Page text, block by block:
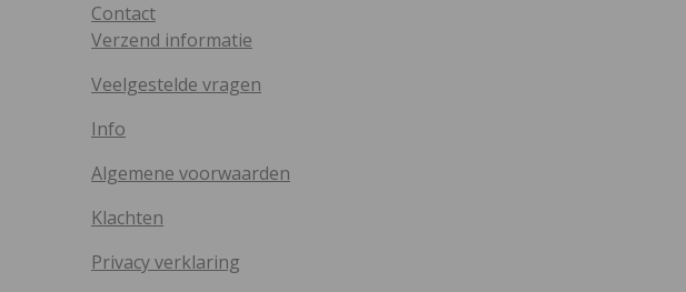
Contact
Verzend informatie
Veelgestelde vragen
Info
Algemene voorwaarden
Klachten
Privacy verklaring